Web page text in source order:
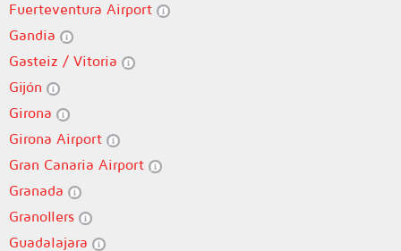
Fuerteventura Airport
Gandia
Gasteiz / Vitoria
Gijón
Girona
Girona Airport
Gran Canaria Airport
Granada
Granollers
Guadalajara